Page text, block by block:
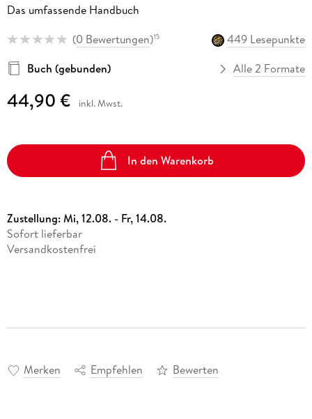
Das umfassende Handbuch
(0 Bewertungen)15
449 Lesepunkte
Buch (gebunden)
Alle 2 Formate
44,90 € inkl. Mwst.
In den Warenkorb
Zustellung:Mi, 12.08. - Fr, 14.08.
Sofort lieferbar
Versandkostenfrei
Merken Empfehlen Bewerten